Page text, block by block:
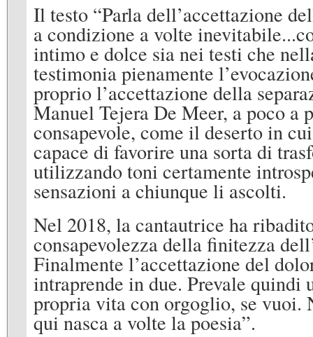
Il testo “Parla dell’accettazione
a condizione a volte
intimo e dolce sia nei testi che
testimonia pienamente
proprio l’accettazione della
Manuel Tejera De Meer, a poco a
consapevole, come il deserto in
capace di favorire una sorta di
utilizzando toni certamente
sensazioni a chiunque li ascolti.
Nel 2018, la cantautrice ha
consapevolezza della finitezza
Finalmente l’accettazione del
intraprende in due. Prevale
propria vita con orgoglio, se vuoi.
qui nasca a volte la poesia”.